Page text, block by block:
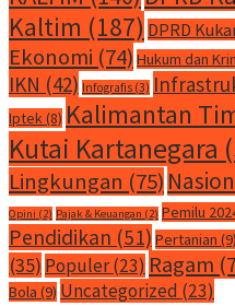
Kaltim (187) DPRD
Ekonomi (74) Hukum dan
IKN (42) Infografis (3)
Iptek(8) Kalimantan
Kutai Kartanegara
Lingkungan (75)
Opini (2) Pajak & Keuangan (2) Pemilu
Pendidikan (51) Pertanian (9)
(35) Populer(23) Ragam
Bola (9) Uncategorized (23)